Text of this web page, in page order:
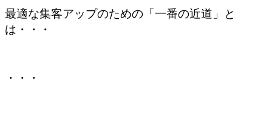
最適な集客アップのための「一番の近道」と
は・・・
・・・